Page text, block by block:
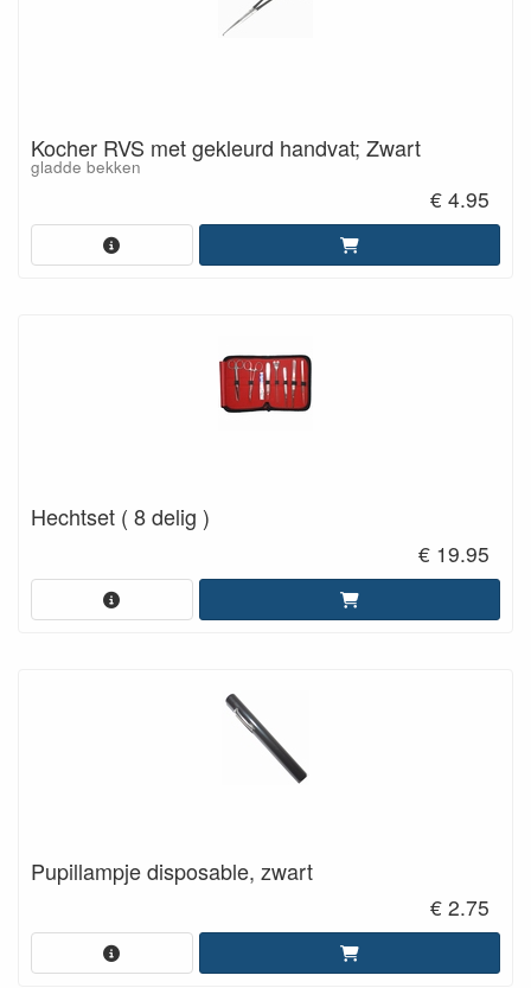
Kocher RVS met gekleurd handvat; Zwart
gladde bekken
€ 4.95
Hechtset ( 8 delig )
€ 19.95
Pupillampje disposable, zwart
€ 2.75